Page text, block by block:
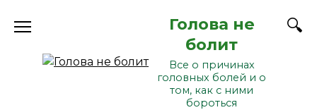
Голова не
болит
Все о причинах
головных болей и о
том, как с ними
бороться